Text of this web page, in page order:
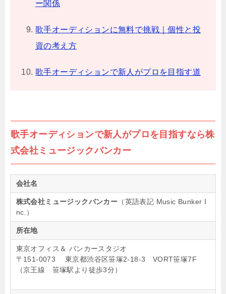
ー関係
歌手オーディションに無料で挑戦｜個性と投
資の考え方
歌手オーディションで新人がプロを目指す道
歌手オーディションで新人がプロを目指すなら株
式会社ミュージックバンカー
会社名
株式会社ミュージックバンカー （英語表記 Music Bunker I
nc.）
所在地
東京オフィス＆ バンカースタジオ
〒151-0073 東京都渋谷区笹塚2-18-3 VORT笹塚7F
（京王線 笹塚駅より徒歩3分）